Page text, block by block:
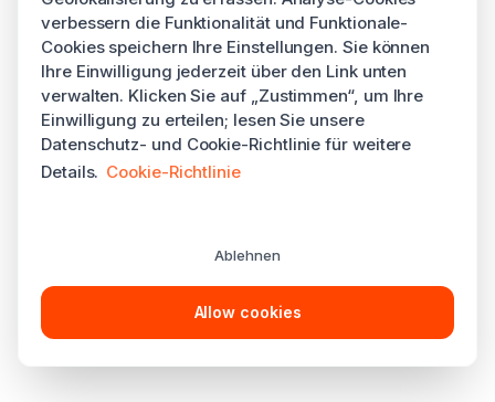
verbessern die Funktionalität und Funktionale-
Cookies speichern Ihre Einstellungen. Sie können
Ihre Einwilligung jederzeit über den Link unten
verwalten. Klicken Sie auf „Zustimmen“, um Ihre
Einwilligung zu erteilen; lesen Sie unsere
Datenschutz- und Cookie-Richtlinie für weitere
Details. Cookie-Richtlinie
Ablehnen
Allow cookies